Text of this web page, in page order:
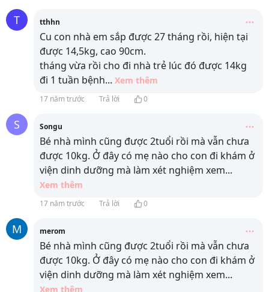
T tthhn
Cu con nhà em sắp được 27 tháng rồi, hiện tại
được 14,5kg, cao 90cm.
tháng vừa rồi cho đi nhà trẻ lúc đó được 14kg
đi 1 tuần bệnh... Xem thêm
17 năm trước Trả lời 0
S Songu
Bé nhà mình cũng được 2tuổi rồi mà vẫn chưa
được 10kg. Ở đây có mẹ nào cho con đi khám ở
viện dinh dưỡng mà làm xét nghiệm xem...
Xem thêm
17 năm trước Trả lời 0
M merom
Bé nhà mình cũng được 2tuổi rồi mà vẫn chưa
được 10kg. Ở đây có mẹ nào cho con đi khám ở
viện dinh dưỡng mà làm xét nghiệm xem...
Xem thêm